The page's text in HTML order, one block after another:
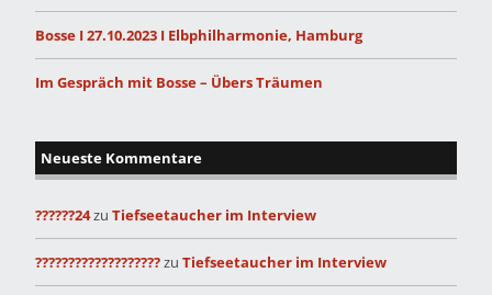
Bosse I 27.10.2023 I Elbphilharmonie, Hamburg
Im Gespräch mit Bosse – Übers Träumen
Neueste Kommentare
??????24zu Tiefseetaucher im Interview
???????????????????zu Tiefseetaucher im Interview